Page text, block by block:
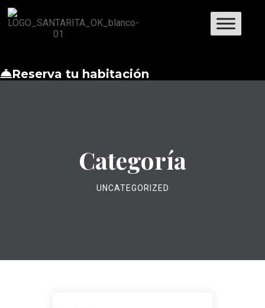
Reserva tu habitación
Categoría
UNCATEGORIZED